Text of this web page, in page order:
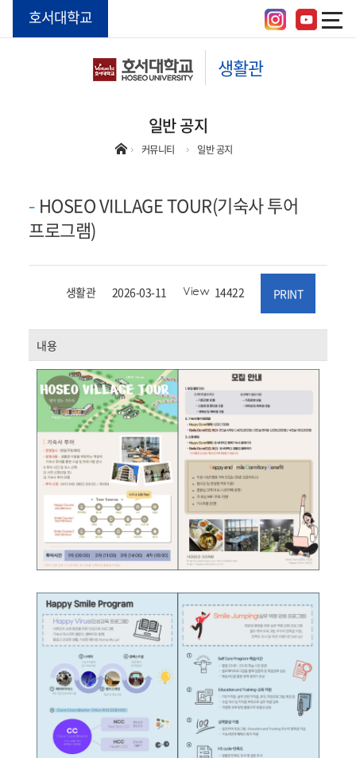
호서대학교
생활관
일반 공지
커뮤니티 일반 공지
HOSEO VILLAGE TOUR(기숙사 투어
프로그램)
작성자
생활관 등록일자
2026-03-11 조회수 14422 PRINT
내용